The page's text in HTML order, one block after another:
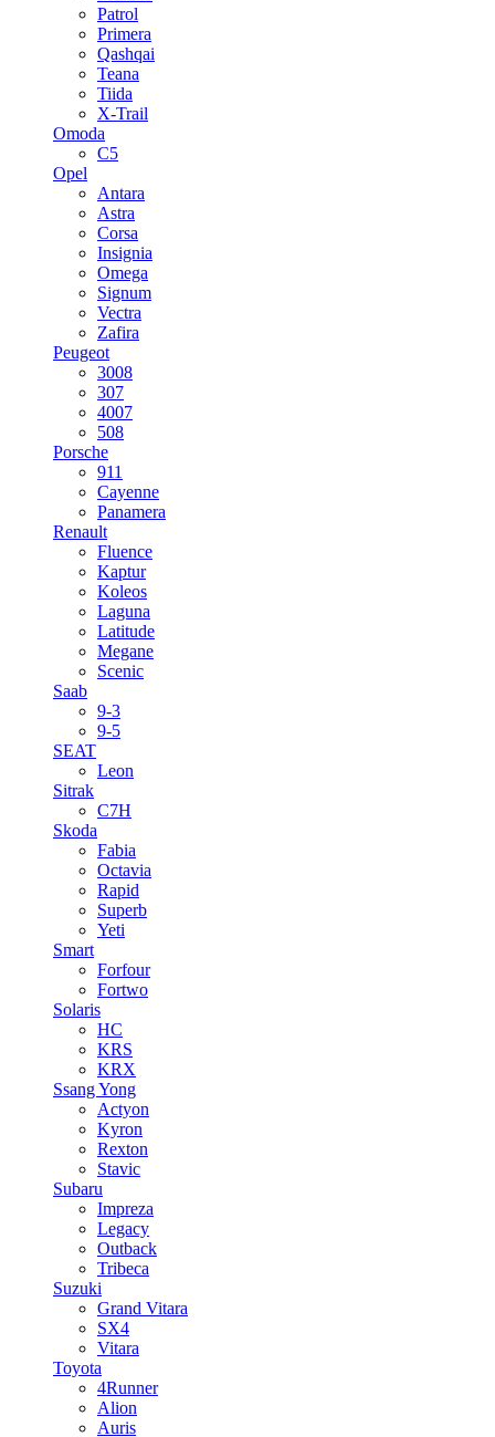
Patrol
Primera
Qashqai
Teana
Tiida
X-Trail
Omoda
C5
Opel
Antara
Astra
Corsa
Insignia
Omega
Signum
Vectra
Zafira
Peugeot
3008
307
4007
508
Porsche
911
Cayenne
Panamera
Renault
Fluence
Kaptur
Koleos
Laguna
Latitude
Megane
Scenic
Saab
9-3
9-5
SEAT
Leon
Sitrak
C7H
Skoda
Fabia
Octavia
Rapid
Superb
Yeti
Smart
Forfour
Fortwo
Solaris
HC
KRS
KRX
Ssang Yong
Actyon
Kyron
Rexton
Stavic
Subaru
Impreza
Legacy
Outback
Tribeca
Suzuki
Grand Vitara
SX4
Vitara
Toyota
4Runner
Alion
Auris